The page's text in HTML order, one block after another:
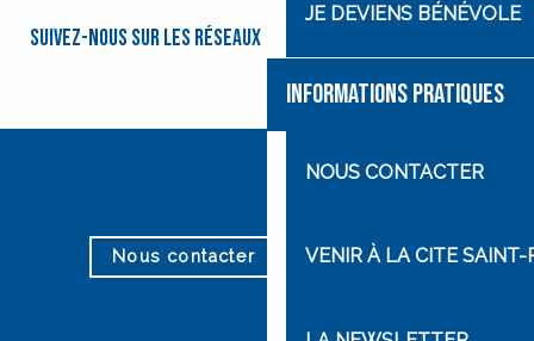
JE DEVIENS BÉNÉVOLE
INFORMATIONS PRATIQUES
NOUS CONTACTER
VENIR À LA CITE SAINT-
Suivez-nous sur les réseaux
Nous contacter Nos horaires